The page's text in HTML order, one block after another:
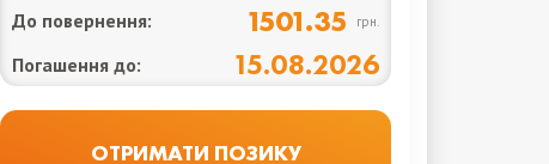
До повернення: 1501.35 грн.
Погашення до: 15.08.2026